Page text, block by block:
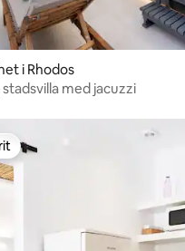
i Rhodos
med jacuzzi